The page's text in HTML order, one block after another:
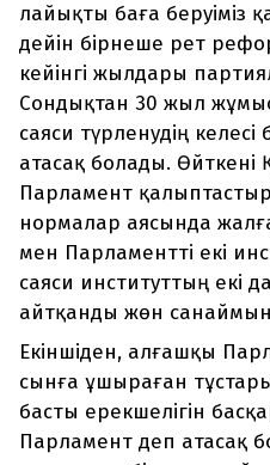
лайықты баға беруіміз
дейін бірнеше рет
кейінгі жылдары
Сондықтан 30 жыл
саяси түрленудің келесі
атасақ болады. Өйткені
Парламент
нормалар аясында
мен Парламентті екі
саяси институттың екі
айтқанды жөн
Екіншіден, алғашқы
сынға ұшыраған
басты ерекшелігін
Парламент деп атасақ